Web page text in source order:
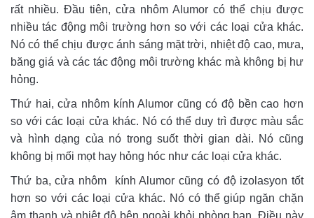
rất nhiều. Đầu tiên, cửa nhôm Alumor có thể chịu được
nhiều tác động môi trường hơn so với các loại cửa khác.
Nó có thể chịu được ánh sáng mặt trời, nhiệt độ cao, mưa,
băng giá và các tác động môi trường khác mà không bị hư
hỏng.
Thứ hai, cửa nhôm kính Alumor cũng có độ bền cao hơn
so với các loại cửa khác. Nó có thể duy trì được màu sắc
và hình dạng của nó trong suốt thời gian dài. Nó cũng
không bị mối mọt hay hỏng hóc như các loại cửa khác.
Thứ ba, cửa nhôm kính Alumor cũng có độ izolasyon tốt
hơn so với các loại cửa khác. Nó có thể giúp ngăn chặn